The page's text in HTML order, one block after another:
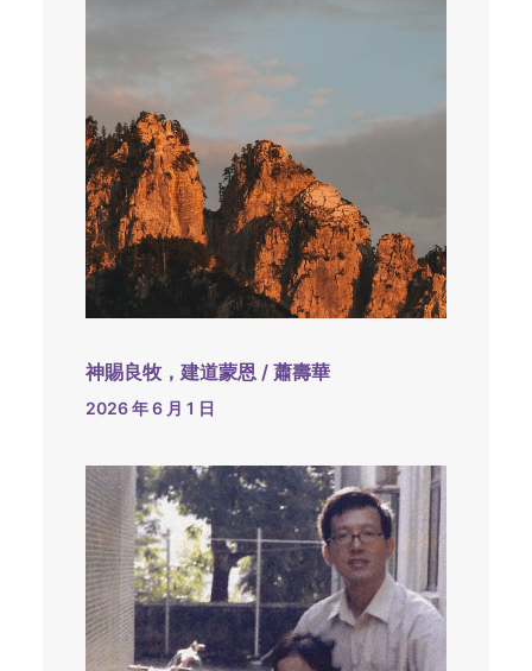
神賜良牧，建道蒙恩 / 蕭壽華
2026 年 6 月 1 日